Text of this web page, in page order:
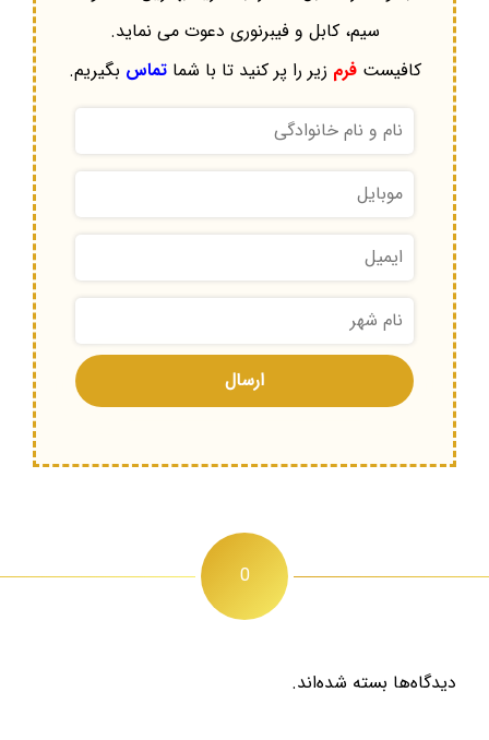
سیم، کابل و فیبرنوری دعوت می نماید.
کافیستفرم زیر را پر کنید تا با شماتماس بگیریم.
0
دیدگاه‌ها بسته شده‌اند.